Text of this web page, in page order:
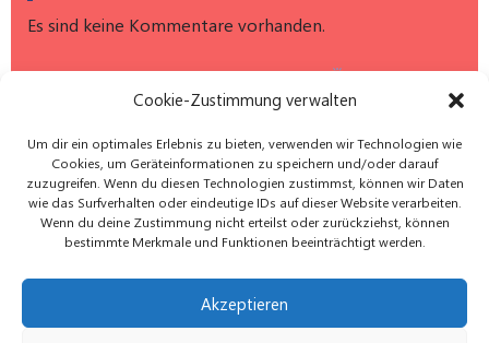
Cookie-Zustimmung verwalten
Um dir ein optimales Erlebnis zu bieten, verwenden wir Technologien wie
Cookies, um Geräteinformationen zu speichern und/oder darauf
zuzugreifen. Wenn du diesen Technologien zustimmst, können wir Daten
wie das Surfverhalten oder eindeutige IDs auf dieser Website verarbeiten.
Wenn du deine Zustimmung nicht erteilst oder zurückziehst, können
bestimmte Merkmale und Funktionen beeinträchtigt werden.
Akzeptieren
Es sind keine Kommentare vorhanden.
Hier findest du uns auf Instagram: dgbm_e.v
Impressum